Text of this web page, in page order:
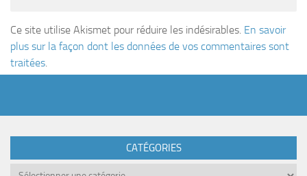
Ce site utilise Akismet pour réduire les indésirables. En savoir
plus sur la façon dont les données de vos commentaires sont
traitées
CATÉGORIES
Catégories